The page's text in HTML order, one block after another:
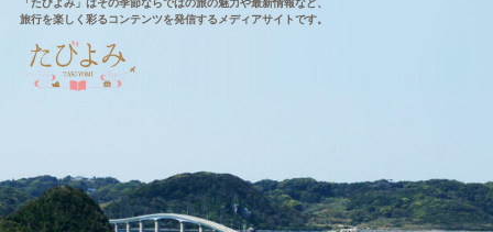
「たびよみ」はその季節ならではの旅の魅力や最新情報など、
旅行を楽しく彩るコンテンツを発信するメディアサイトです。